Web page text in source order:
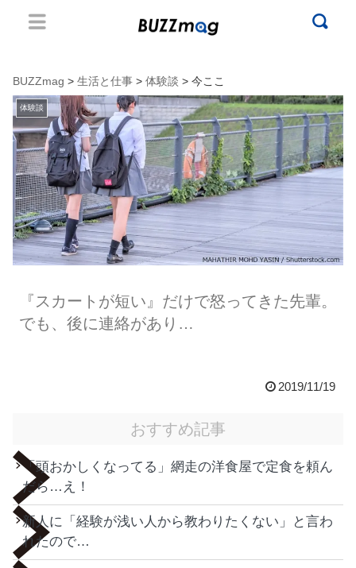
BUZZmag > 生活と仕事 > 体験談 > 今ここ
体験談
『スカートが短い』だけで怒ってきた先輩。
でも、後に連絡があり…
2019/11/19
おすすめ記事
「頭おかしくなってる」網走の洋食屋で定食を頼ん
だら…え！
新人に「経験が浅い人から教わりたくない」と言わ
れたので…